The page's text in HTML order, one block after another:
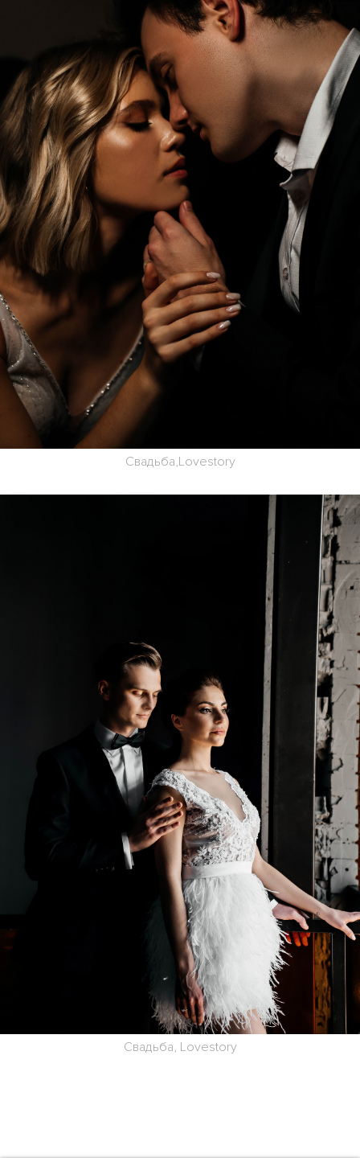
Свадьба,Lovestory
Свадьба, Lovestory